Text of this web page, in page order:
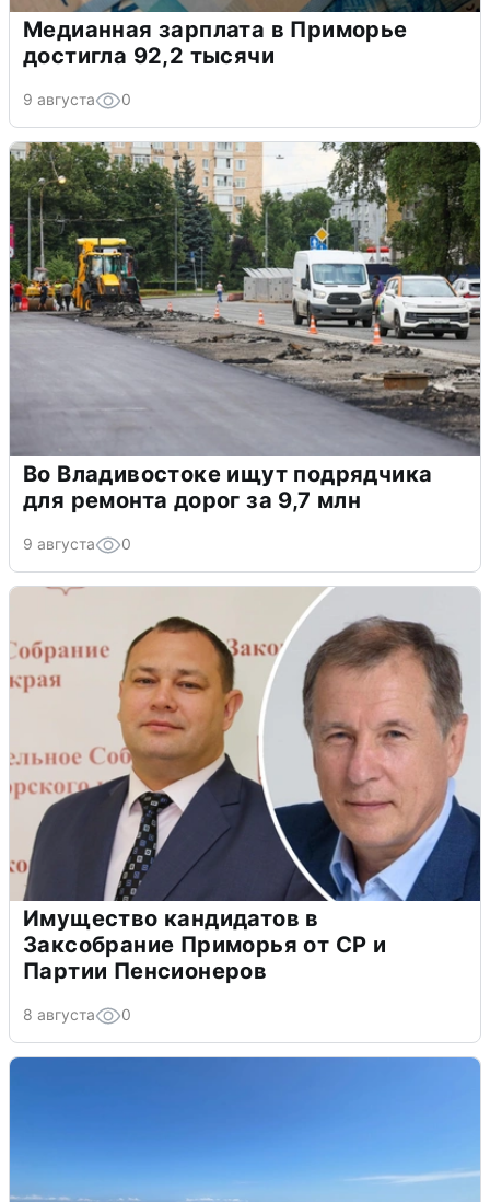
Медианная зарплата в Приморье
достигла 92,2 тысячи
9 августа 0
Во Владивостоке ищут подрядчика
для ремонта дорог за 9,7 млн
9 августа 0
Имущество кандидатов в
Заксобрание Приморья от СР и
Партии Пенсионеров
8 августа 0